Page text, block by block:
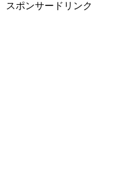
スポンサードリンク